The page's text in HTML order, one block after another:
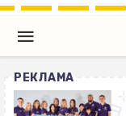
РЕКЛАМА